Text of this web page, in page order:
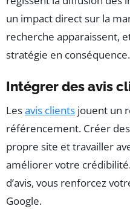
un impact direct sur la
recherche apparaissent,
stratégie en conséquence.
Intégrer des avis
Lesavis clients jouent un
référencement. Créer des
propre site et travailler
améliorer votre
d’avis, vous renforcez
Google.